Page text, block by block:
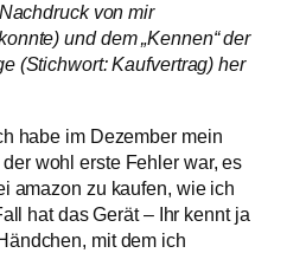
von mir
und dem „Kennen“ der
(Stichwort: Kaufvertrag) her
habe im Dezember mein
wohl erste Fehler war, es
amazon zu kaufen, wie ich
hat das Gerät – Ihr kennt ja
mit dem ich